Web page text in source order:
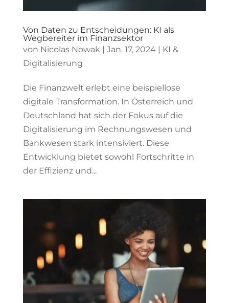
Von Daten zu Entscheidungen: KI als
Wegbereiter im Finanzsektor
von Nicolas Nowak | Jan. 17, 2024| KI &
Digitalisierung
Die Finanzwelt erlebt eine beispiellose
digitale Transformation. In Österreich und
Deutschland hat sich der Fokus auf die
Digitalisierung im Rechnungswesen und
Bankwesen stark intensiviert. Diese
Entwicklung bietet sowohl Fortschritte in
der Effizienz und...